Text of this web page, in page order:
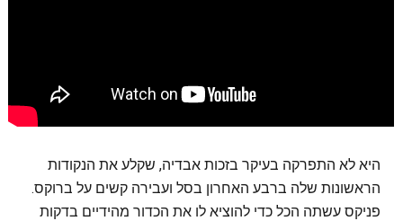
היא לא התפרקה בעיקר בזכות אבדיה, שקלע את הנקודות
הראשונות שלה ברבע האחרון בסל ועבירה קשים על ברוקס.
פניקס עשתה הכל כדי להוציא לו את הכדור מהידיים בדקות